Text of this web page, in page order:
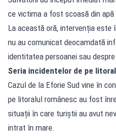
ce victima a fost scoasă din
La această oră, intervenția
nu au comunicat deocamdată
identitatea persoanei sau
Seria incidentelor de pe
Cazul de la Eforie Sud vine în
pe litoralul românesc au fost
situații în care turiștii au avut
intrat în mare.